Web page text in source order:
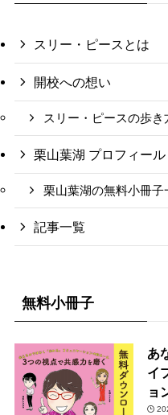
スリー・ピースとは
開校への想い
スリー・ピースの歩き
栗山葉湖 プロフィール
栗山葉湖の無料小冊子
記事一覧
無料小冊子
あ
イ
ョ